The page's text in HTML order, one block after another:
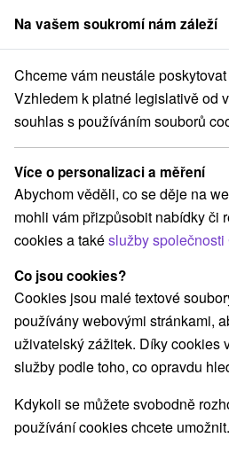
člen skupinySorger
Pobyty na Slovensku Romantický
Romantický víkend
Tatry
Kategorie
Všechny kategorie
Pobyty v akci
Wellness pobyty(41)
Romantické pobyty(15) Pobyty
Rodinné pobyty(39)
Vyberte lokalitu nebo
Nejprodávanější
Na vašem soukromí nám záleží
Chceme vám neustále
Vzhledem k platné legislativě od
souhlas s používáním souborů
Více o personalizaci a měření
Abychom věděli, co se děje na
mohli vám přizpůsobit nabídky či
cookies a takéslužby společnosti
Co jsou cookies?
Cookies jsou malé textové
používány webovými stránkami,
uživatelský zážitek. Díky cookies
služby podle toho, co opravdu
Kdykoli se můžete svobodně
používání cookies chcete umožnit.